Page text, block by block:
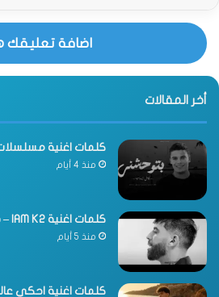
اضافة تعليقك
أخر المقالات
كلمات اغنية مسلسلات –
منذ 4 أيام
كلمات اغنية IAM K2 – ديدين كانون 16 2026
منذ 5 أيام
كلمات اغنية احكي